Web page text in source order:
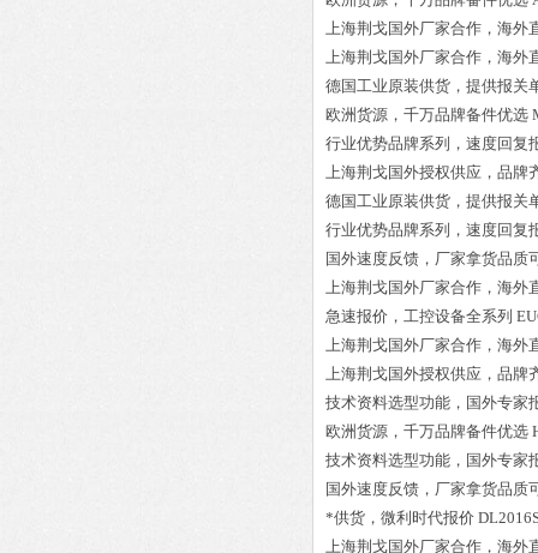
上海荆戈国外厂家合作，海外
上海荆戈国外厂家合作，海外
德国工业原装供货，提供报关
欧洲货源，千万品牌备件优选
行业优势品牌系列，速度回复
上海荆戈国外授权供应，品牌
德国工业原装供货，提供报关
行业优势品牌系列，速度回复
国外速度反馈，厂家拿货品质
上海荆戈国外厂家合作，海外
急速报价，工控设备全系列
上海荆戈国外厂家合作，海外
上海荆戈国外授权供应，品牌
技术资料选型功能，国外专家
欧洲货源，千万品牌备件优选
技术资料选型功能，国外专家
国外速度反馈，厂家拿货品质
*供货，微利时代报价
上海荆戈国外厂家合作，海外